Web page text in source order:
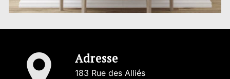
Adresse
183 Rue des Alliés